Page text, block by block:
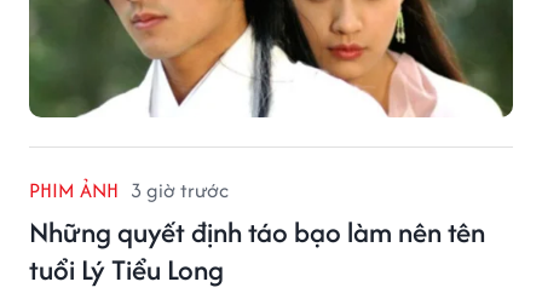
PHIM ẢNH 3 giờ trước
Những quyết định táo bạo làm nên tên
tuổi Lý Tiểu Long